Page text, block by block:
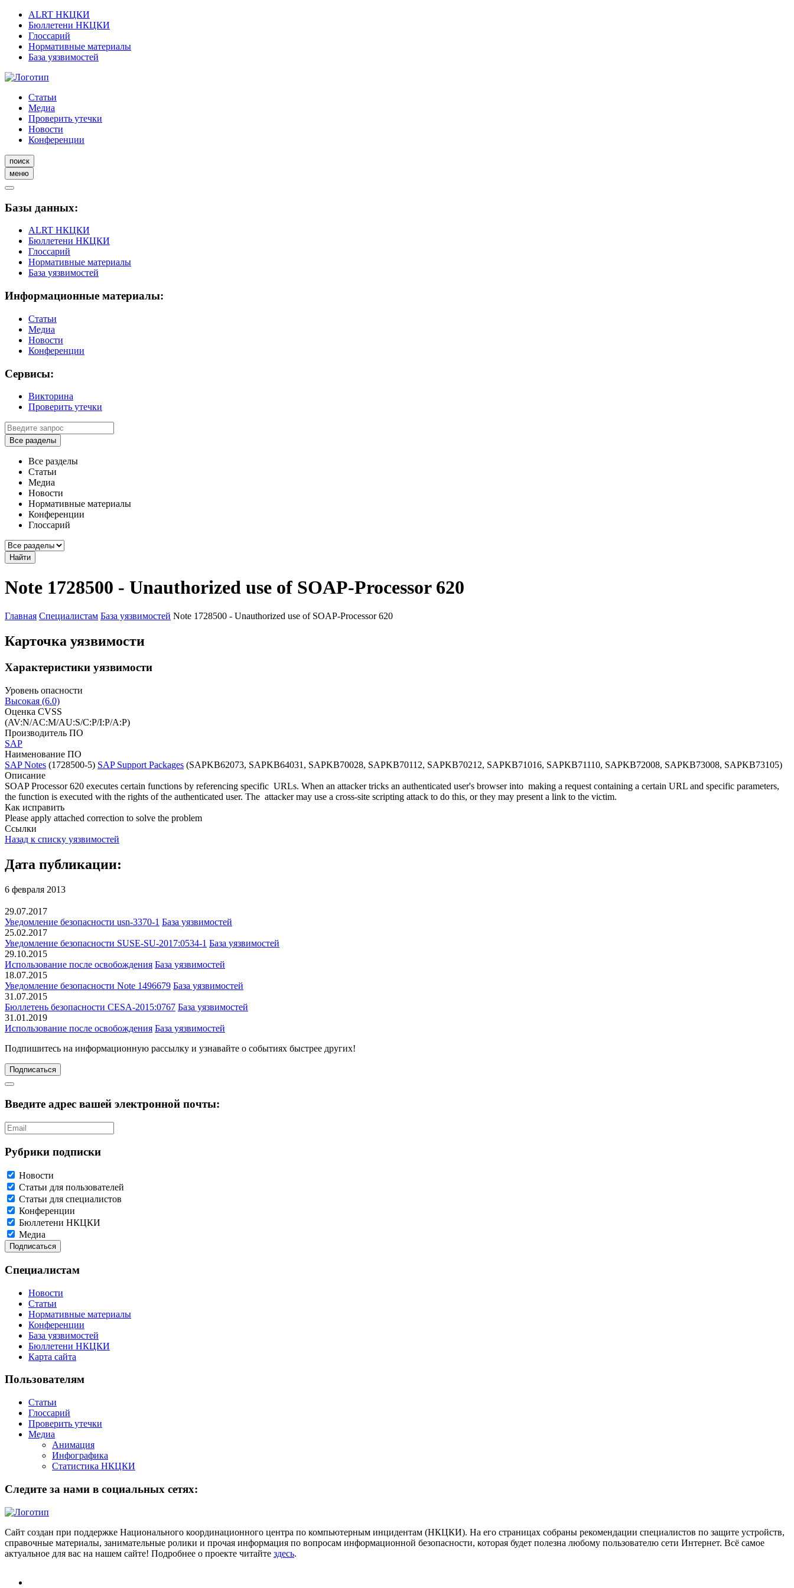
ALRT НКЦКИ
Бюллетени НКЦКИ
Глоссарий
Нормативные материалы
База уязвимостей
Статьи
Медиа
Проверить утечки
Новости
Конференции
поиск
меню
Базы данных:
ALRT НКЦКИ
Бюллетени НКЦКИ
Глоссарий
Нормативные материалы
База уязвимостей
Информационные материалы:
Статьи
Медиа
Новости
Конференции
Сервисы:
Викторина
Проверить утечки
Все разделы
Все разделы
Статьи
Медиа
Новости
Нормативные материалы
Конференции
Глоссарий
Найти
Note 1728500 - Unauthorized use of SOAP-Processor 620
Главная Специалистам База уязвимостей Note 1728500 - Unauthorized use of SOAP-Processor 620
Карточка уязвимости
Характеристики уязвимости
Уровень опасности
Высокая (6.0)
Оценка CVSS
(AV:N/AC:M/AU:S/C:P/I:P/A:P)
Производитель ПО
SAP
Наименование ПО
SAP Notes (1728500-5) SAP Support Packages (SAPKB62073, SAPKB64031, SAPKB70028, SAPKB70112, SAPKB70212, SAPKB71016, SAPKB71110, SAPKB72008, SAPKB73008, SAPKB73105)
Описание
SOAP Processor 620 executes certain functions by referencing specific URLs. When an attacker tricks an authenticated user's browser into making a request containing a certain URL and specific parameters,
the function is executed with the rights of the authenticated user. The attacker may use a cross-site scripting attack to do this, or they may present a link to the victim.
Как исправить
Please apply attached correction to solve the problem
Ссылки
Назад к списку уязвимостей
Дата публикации:
6 февраля 2013
29.07.2017
Уведомление безопасности usn-3370-1 База уязвимостей
25.02.2017
Уведомление безопасности SUSE-SU-2017:0534-1 База уязвимостей
29.10.2015
Использование после освобождения База уязвимостей
18.07.2015
Уведомление безопасности Note 1496679 База уязвимостей
31.07.2015
Бюллетень безопасности CESA-2015:0767 База уязвимостей
31.01.2019
Использование после освобождения База уязвимостей
Подпишитесь на информационную рассылку и узнавайте о событиях быстрее других!
Подписаться
Введите адрес вашей электронной почты:
Рубрики подписки
Новости
Статьи для пользователей
Статьи для специалистов
Конференции
Бюллетени НКЦКИ
Медиа
Специалистам
Новости
Статьи
Нормативные материалы
Конференции
База уязвимостей
Бюллетени НКЦКИ
Карта сайта
Пользователям
Статьи
Глоссарий
Проверить утечки
Медиа
Анимация
Инфографика
Статистика НКЦКИ
Следите за нами в социальных сетях:
Сайт создан при поддержке Национального координационного центра по компьютерным инцидентам (НКЦКИ). На его страницах собраны рекомендации специалистов по защите устройств,
справочные материалы, занимательные ролики и прочая информация по вопросам информационной безопасности, которая будет полезна любому пользователю сети Интернет. Всё самое
актуальное для вас на нашем сайте! Подробнее о проекте читайте здесь.